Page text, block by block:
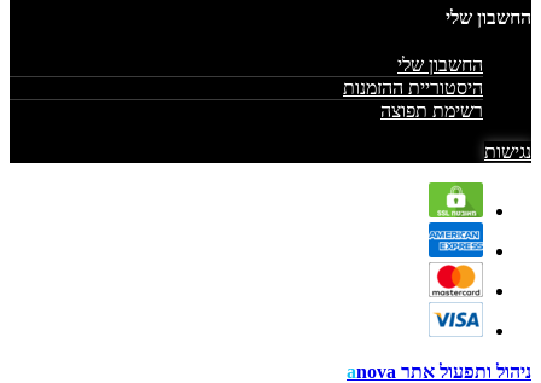
החשבון שלי
החשבון שלי
היסטוריית ההזמנות
רשימת תפוצה
נגישות
ניהול ותפעול אתר anova